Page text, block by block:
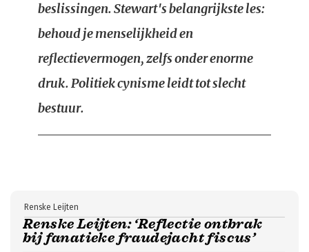
beslissingen. Stewart's belangrijkste les:
behoud je menselijkheid en
reflectievermogen, zelfs onder enorme
druk. Politiek cynisme leidt tot slecht
bestuur.
Renske Leijten: ‘Reflectie ontbrak
bij fanatieke fraudejacht fiscus’
Renske Leijten